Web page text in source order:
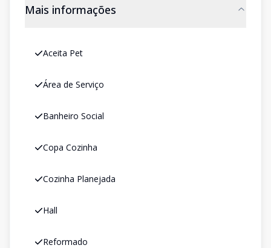
Mais informações
Aceita Pet
Área de Serviço
Banheiro Social
Copa Cozinha
Cozinha Planejada
Hall
Reformado